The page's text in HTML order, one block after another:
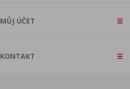
MŮJ ÚČET
KONTAKT